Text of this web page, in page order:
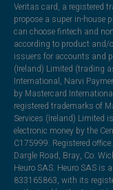
Veritas card, a registered
propose a super in-house
can choose fintech and
according to product and/
issuers for accounts and
(Ireland) Limited (trading
International, Narvi
by Mastercard
registered trademarks of
Services (Ireland) Limited
electronic money by the
C175999. Registered
Dargle Road, Bray, Co.
Heuro SAS. Heuro SAS is
833165863, with its